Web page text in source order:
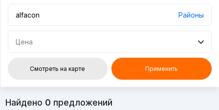
Районы
Цена
Смотреть на карте Применить
Найдено 0 предложений